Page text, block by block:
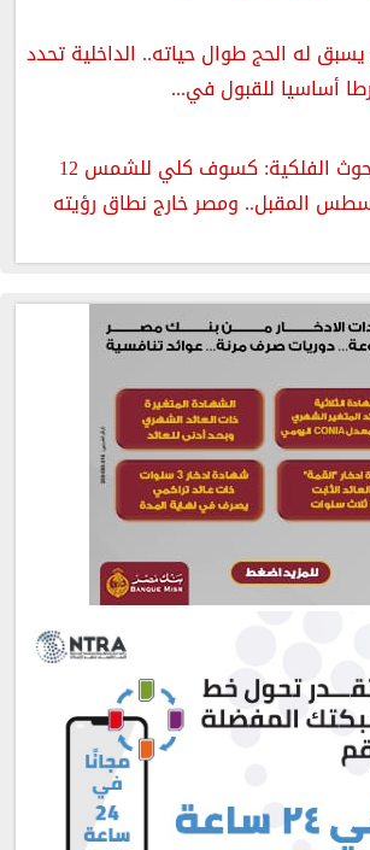
له الحج طوال حياته.. الداخلية تحدد
أساسيا للقبول في...
البحوث الفلكية: كسوف كلي للشمس 12
المقبل.. ومصر خارج نطاق رؤيته